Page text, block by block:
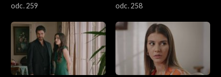
odc. 259
odc. 258